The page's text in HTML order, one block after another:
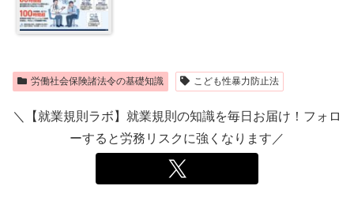
労働社会保険諸法令の基礎知識 こども性暴力防止法
＼【就業規則ラボ】就業規則の知識を毎日お届け！フォロ
ーすると労務リスクに強くなります／